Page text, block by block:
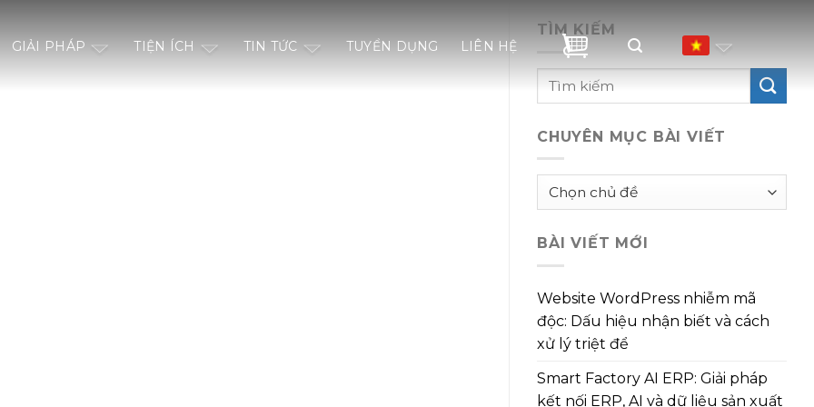
GIẢI PHÁP TIỆN ÍCH TIN TỨC TUYỂN DỤNG LIÊN HỆ
TÌM KIẾM
CHUYÊN MỤC BÀI VIẾT
Chuyên
viết
BÀI VIẾT MỚI
Website WordPress nhiễm mã
độc: Dấu hiệu nhận biết và cách
xử lý triệt để
Smart Factory AI ERP: Giải pháp
kết nối ERP, AI và dữ liệu sản xuất